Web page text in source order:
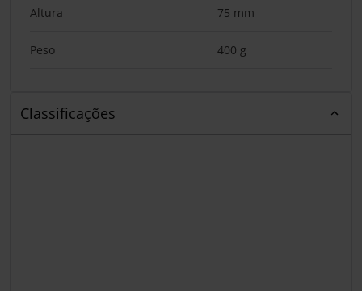
Altura 75 mm
Peso 400 g
Classificações